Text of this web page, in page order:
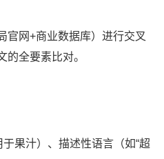
网+商业数据库）进行交叉
的全要素比对。
果汁）、描述性语言（如“超